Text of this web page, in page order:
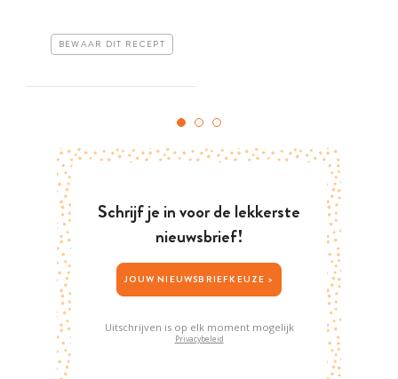
BEWAAR DIT RECEPT
Schrijf je in voor de lekkerste
nieuwsbrief!
JOUW NIEUWSBRIEFKEUZE >
Uitschrijven is op elk moment mogelijk
Privacybeleid